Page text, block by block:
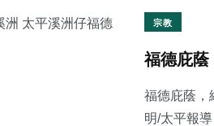
宗教
福德庇蔭
福德庇蔭，
明/太平報